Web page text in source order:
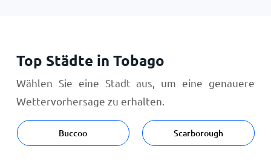
Top Städte in Tobago
Wählen Sie eine Stadt aus, um eine genauere
Wettervorhersage zu erhalten.
Buccoo Scarborough